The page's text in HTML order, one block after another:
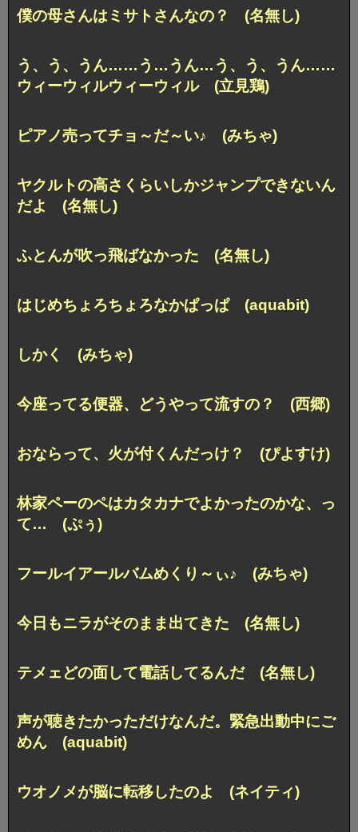
僕の母さんはミサトさんなの？ (名無し)
う、う、うん……う…うん…う、う、うん……
ウィーウィルウィーウィル (立見鶏)
ピアノ売ってチョ～だ～い♪ (みちゃ)
ヤクルトの高さくらいしかジャンプできないん
だよ (名無し)
ふとんが吹っ飛ばなかった (名無し)
はじめちょろちょろなかぱっぱ (aquabit)
しかく (みちゃ)
今座ってる便器、どうやって流すの？ (西郷)
おならって、火が付くんだっけ？ (ぴよすけ)
林家ペーのペはカタカナでよかったのかな、っ
て… (ぷぅ)
フールイアールバムめくり～ぃ♪ (みちゃ)
今日もニラがそのまま出てきた (名無し)
テメェどの面して電話してるんだ (名無し)
声が聴きたかっただけなんだ。 緊急出動中にご
めん (aquabit)
ウオノメが脳に転移したのよ (ネイティ)